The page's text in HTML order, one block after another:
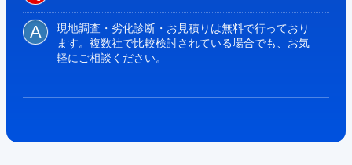
現地調査・劣化診断・お見積りは無料で行っており
ます。複数社で比較検討されている場合でも、お気
軽にご相談ください。